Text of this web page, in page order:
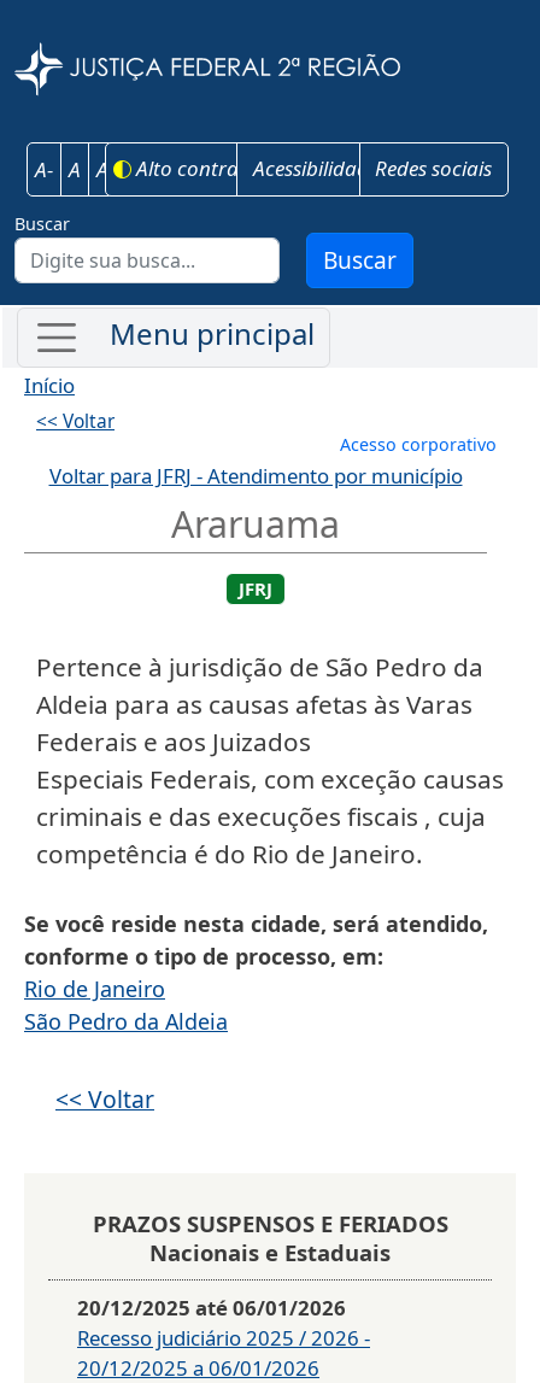
A- A A+ Alto contrasteAcessibilidadeRedes sociais
Buscar
Buscar
Início
<< Voltar
Menu de
Acesso corporativo
Voltar para JFRJ - Atendimento por município
Araruama
JFRJ
Pertence à jurisdição de São Pedro da
Aldeia para as causas afetas às Varas
Federais e aos Juizados
Especiais Federais, com exceção causas
criminais e das execuções fiscais , cuja
competência é do Rio de Janeiro.
Se você reside nesta cidade, será atendido,
conforme o tipo de processo, em
Rio de Janeiro
São Pedro da Aldeia
<< Voltar
PRAZOS SUSPENSOS E FERIADOS
Nacionais e Estaduais
20/12/2025 até06/01/2026
Recesso judiciário 2025 / 2026 -
20/12/2025 a 06/01/2026